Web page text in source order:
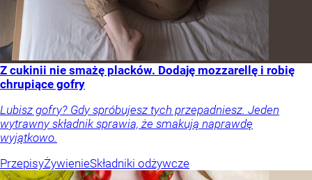
Z cukinii nie smażę placków. Dodaję mozzarellę i robię
chrupiące gofry
Lubisz gofry? Gdy spróbujesz tych przepadniesz. Jeden
wytrawny składnik sprawia, że smakują naprawdę
wyjątkowo.
PrzepisyŻywienieSkładniki odżywcze